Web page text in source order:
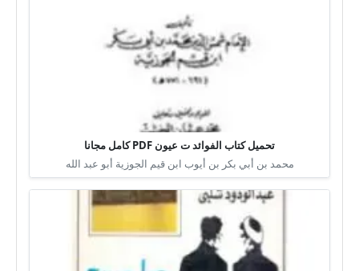
تحميل كتاب الفوائد ت عيون PDF كامل مجانا
محمد بن أبي بكر بن أيوب ابن قيم الجوزية أبو عبد الله